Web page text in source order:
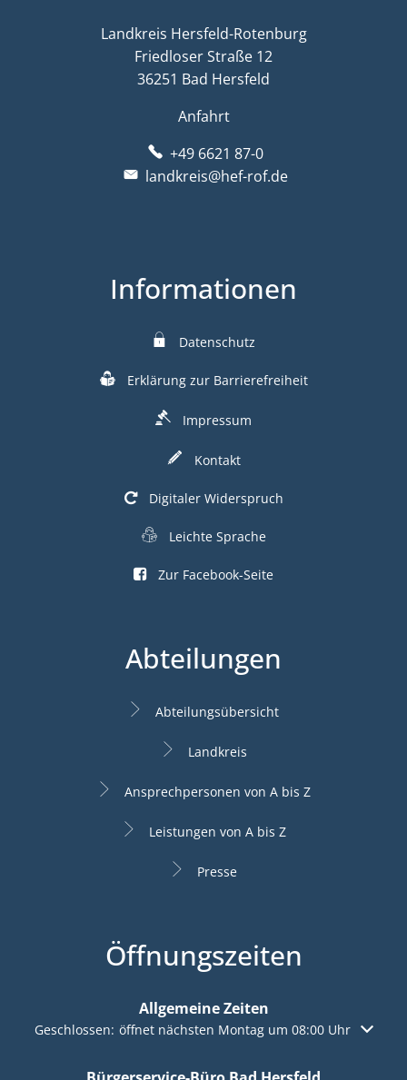
Landkreis Hersfeld-Rotenburg
Friedloser Straße 12
36251 Bad Hersfeld
Anfahrt
+49 6621 87-0
landkreis@hef-rof.de
Informationen
Datenschutz
Erklärung zur Barrierefreiheit
Impressum
Kontakt
Digitaler Widerspruch
Leichte Sprache
Zur Facebook-Seite
Abteilungen
Abteilungsübersicht
Landkreis
Ansprechpersonen von A bis Z
Leistungen von A bis Z
Presse
Öffnungszeiten
Allgemeine Zeiten
Klicken, um weitere Öffnungs- oder Schließzeiten
Geschlossen: öffnet nächsten Montag um 08:00 Uhr